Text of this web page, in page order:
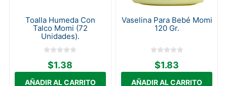
Toalla Humeda Con
Talco Momi (72
Unidades).
$1.38
Vaselina Para Bebé Momi
120 Gr.
$1.83